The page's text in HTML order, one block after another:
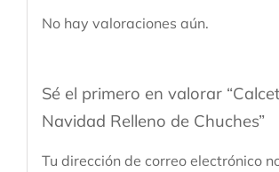
No hay valoraciones aún.
Sé el primero en valorar
Navidad Relleno de Chuches”
Tu dirección de correo electrónico